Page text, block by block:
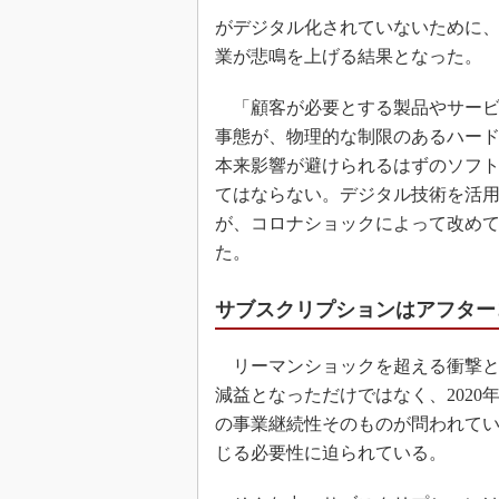
がデジタル化されていないために
業が悲鳴を上げる結果となった。
「顧客が必要とする製品やサー
事態が、物理的な制限のあるハー
本来影響が避けられるはずのソフ
てはならない。デジタル技術を活
が、コロナショックによって改め
た。
サブスクリプションはアフタ
リーマンショックを超える衝撃
減益となっただけではなく、2020
の事業継続性そのものが問われて
じる必要性に迫られている。